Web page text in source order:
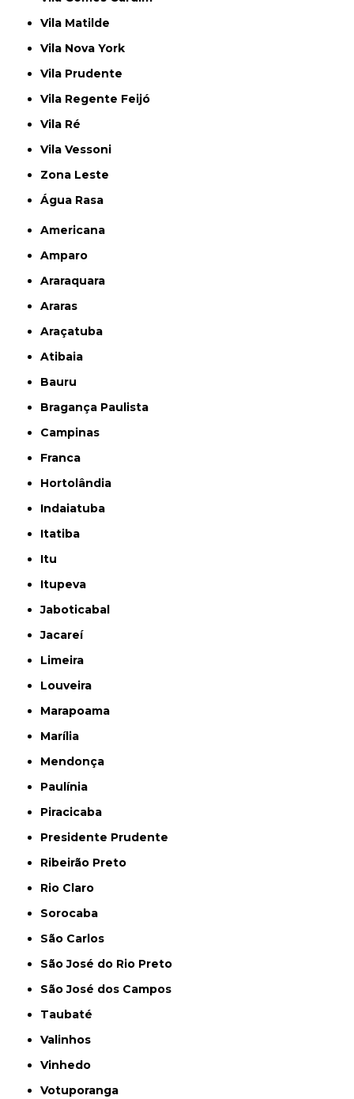
Vila Matilde
Vila Nova York
Vila Prudente
Vila Regente Feijó
Vila Ré
Vila Vessoni
Zona Leste
Água Rasa
Americana
Amparo
Araraquara
Araras
Araçatuba
Atibaia
Bauru
Bragança Paulista
Campinas
Franca
Hortolândia
Indaiatuba
Itatiba
Itu
Itupeva
Jaboticabal
Jacareí
Limeira
Louveira
Marapoama
Marília
Mendonça
Paulínia
Piracicaba
Presidente Prudente
Ribeirão Preto
Rio Claro
Sorocaba
São Carlos
São José do Rio Preto
São José dos Campos
Taubaté
Valinhos
Vinhedo
Votuporanga